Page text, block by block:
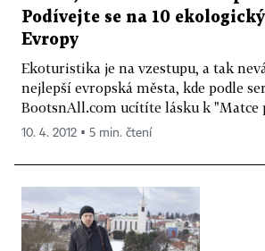
Podívejte se na 10
Evropy
Ekoturistika je na vzestupu, a tak
nejlepší evropská města, kde podle
BootsnAll.com ucítíte lásku k "Matce
10. 4. 2012 ▪ 5 min. čtení